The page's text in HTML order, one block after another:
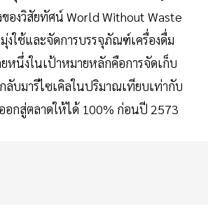
องวิสัยทัศน์ World Without Waste
งใช้และจัดการบรรจุภัณฑ์เครื่องดื่ม
หนึ่งในเป้าหมายหลักคือการจัดเก็บ
บมารีไซเคิลในปริมาณเทียบเท่ากับ
กสู่ตลาดให้ได้ 100% ก่อนปี 2573